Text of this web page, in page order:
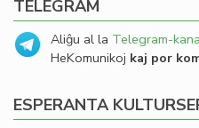
TELEGRAM
Aliĝu al la Telegram-
HeKomunikoj kaj por
ESPERANTA